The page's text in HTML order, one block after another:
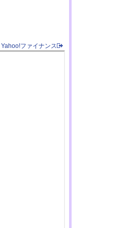
Yahoo!ファイナンス